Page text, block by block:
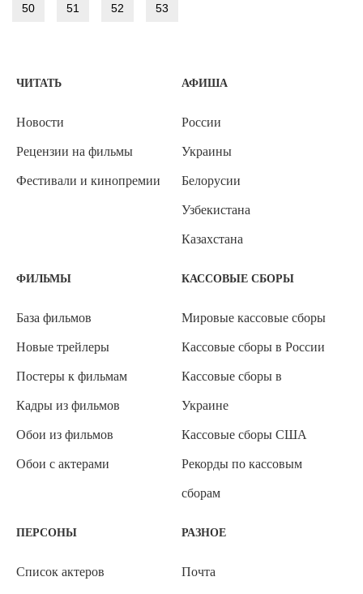
50 51 52 53
ЧИТАТЬ
Новости
Рецензии на фильмы
Фестивали и кинопремии
АФИША
России
Украины
Белорусии
Узбекистана
Казахстана
ФИЛЬМЫ
База фильмов
Новые трейлеры
Постеры к фильмам
Кадры из фильмов
Обои из фильмов
Обои с актерами
КАССОВЫЕ СБОРЫ
Мировые кассовые сборы
Кассовые сборы в России
Кассовые сборы в
Украине
Кассовые сборы США
Рекорды по кассовым
сборам
ПЕРСОНЫ
Список актеров
РАЗНОЕ
Почта